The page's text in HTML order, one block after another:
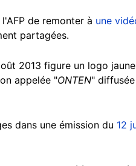
de remonter à une
partagées.
2013 figure un logo
appelée "ONTEN"
dans une émission du 12